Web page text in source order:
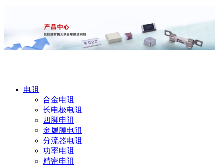
电阻
合金电阻
长电极电阻
四脚电阻
金属膜电阻
分流器电阻
功率电阻
精密电阻